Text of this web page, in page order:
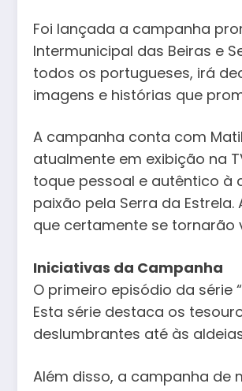
Foi lançada a campanha
Intermunicipal das Beiras e
todos os portugueses, irá
imagens e histórias que
A campanha conta com
atualmente em exibição na
toque pessoal e autêntico à
paixão pela Serra da
que certamente se tornarão
Iniciativas da Campanha
O primeiro episódio da série
Esta série destaca os
deslumbrantes até às
Além disso, a campanha de